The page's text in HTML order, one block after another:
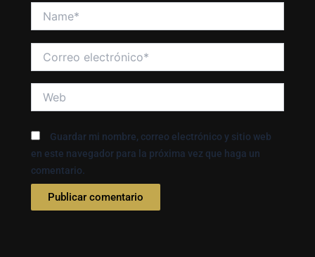
electrónico*
Guardar mi nombre, correo electrónico y sitio web
en este navegador para la próxima vez que haga un
comentario.